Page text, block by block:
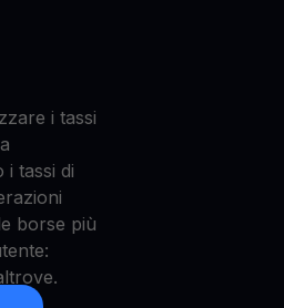
i tassi
tassi di
borse più